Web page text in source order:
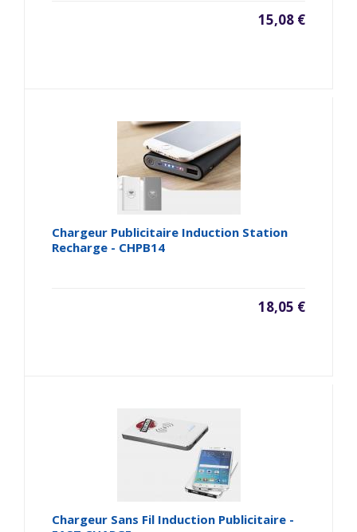
15,08 €
Chargeur Publicitaire Induction Station
Recharge - CHPB14
18,05 €
Chargeur Sans Fil Induction Publicitaire -